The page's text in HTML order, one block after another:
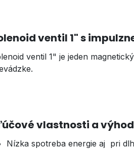
ventil 1"s
ventil 1" je jeden
vlastnosti a
Nízka spotreba energie aj pri